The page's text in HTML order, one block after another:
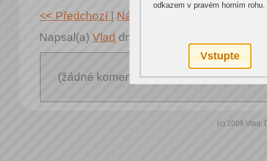
<< Předchozí
Následující >>
Napsal(a)Vlad dne 2. 3. 2024 13:00:02
(žádné komentáře zatím nebyly
(c) 2009 Vlad.
odkazem v pravém horním rohu.
Vstupte